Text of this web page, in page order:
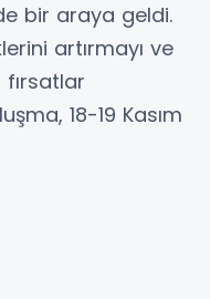
bir araya geldi.
artırmayı ve
18-19 Kasım